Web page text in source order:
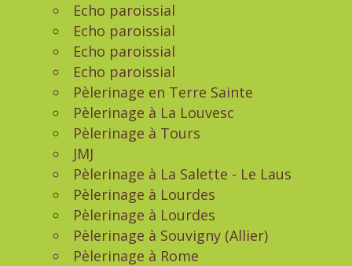
Echo paroissial
Echo paroissial
Echo paroissial
Echo paroissial
Pèlerinage en Terre Sainte
Pèlerinage à La Louvesc
Pèlerinage à Tours
JMJ
Pèlerinage à La Salette - Le Laus
Pèlerinage à Lourdes
Pèlerinage à Lourdes
Pèlerinage à Souvigny (Allier)
Pèlerinage à Rome